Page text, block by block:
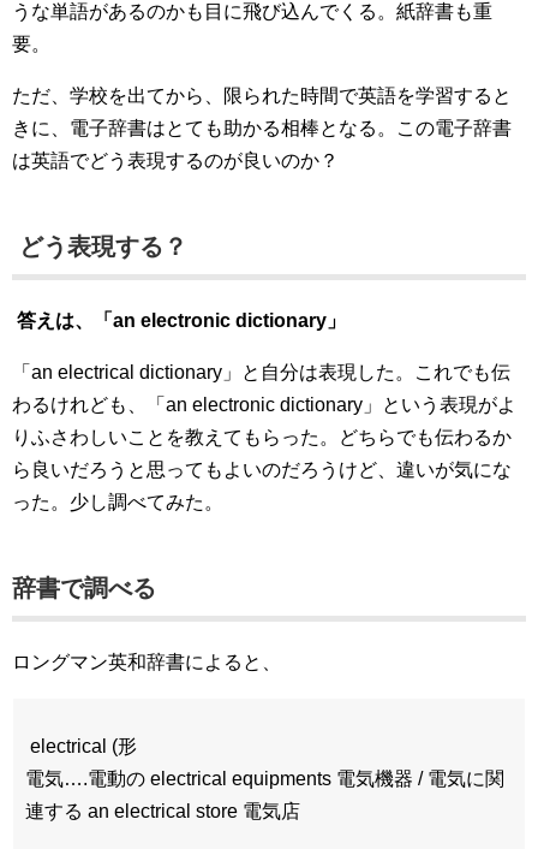
うな単語があるのかも目に飛び込んでくる。紙辞書も重
要。
ただ、学校を出てから、限られた時間で英語を学習すると
きに、電子辞書はとても助かる相棒となる。この電子辞書
は英語でどう表現するのが良いのか？
どう表現する？
答えは、「an electronic dictionary」
「an electrical dictionary」と自分は表現した。これでも伝
わるけれども、「an electronic dictionary」という表現がよ
りふさわしいことを教えてもらった。どちらでも伝わるか
ら良いだろうと思ってもよいのだろうけど、違いが気にな
った。少し調べてみた。
辞書で調べる
ロングマン英和辞書によると、
electrical (形
電気….電動の electrical equipments 電気機器 / 電気に関
連する an electrical store 電気店